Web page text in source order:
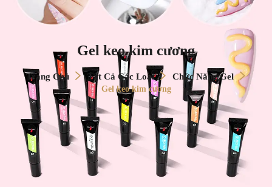
Gel keo kim cương
Trang Chủ Tất Cả Các Loại Chức Năng Gel
Gel keo kim cương